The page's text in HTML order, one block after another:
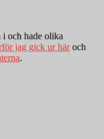
och hade olika
jag gick ur häroch
.